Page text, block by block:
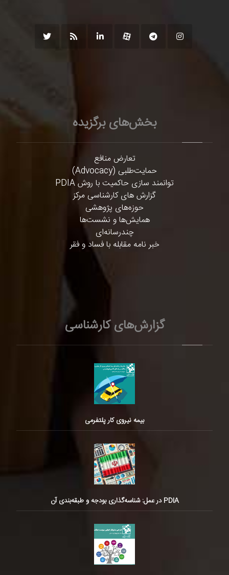
بخش‌های برگزیده
تعارض منافع
حمایت‌طلبی (Advocacy)
توانمند سازی حاکمیت با روش PDIA
گزارش های کارشناسی مرکز
حوزه‌های پژوهشی
همایش‌ها و نشست‌ها
چندرسانه‌ای
خبر نامه مقابله با فساد و فقر
گزارش‌های کارشناسی
بیمه نیروی کار پلتفرمی
PDIA در عمل: شناسه‌گذاری بودجه و طبقه‌بندی آن